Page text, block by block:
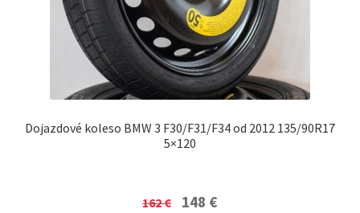
Dojazdové koleso BMW 3 F30/F31/F34 od 2012 135/90R17
5×120
162€
Original
148 €Current